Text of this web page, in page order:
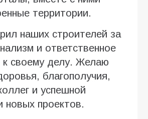
территории.
наших строителей за
и ответственное
к своему делу. Желаю
благополучия,
и успешной
новых проектов.